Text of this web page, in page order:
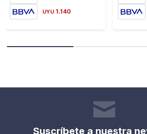
UYU 1.140
Suscríbete a nuestra